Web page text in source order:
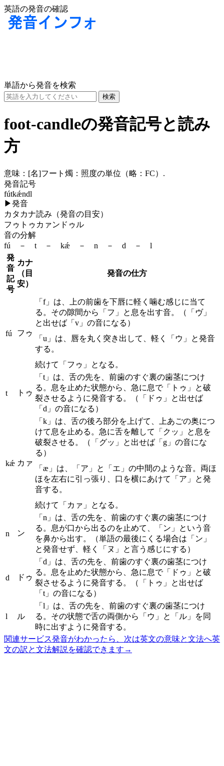
英語の発音の確認
単語から発音を検索
foot-candleの発音記号と読み
方
意味： [名]フート燭：照度の単位（略：FC）.
発音記号
fútkǽndl
▶発音
カタカナ読み（発音の目安）
フゥトゥカァンドゥル
音の分解
fú － t － kǽ － n － d － l
発
音
記
号
カナ
（目
安）
発音の仕方
fú フゥ
「f」は、上の前歯を下唇に軽く噛む感じに当て
る。その隙間から「フ」と息を出す音。（「ヴ」
と出せば「v」の音になる）
「u」は、唇を丸く突き出して、軽く「ウ」と発音
する。
続けて「フゥ」となる。
t トゥ
「t」は、舌の先を、前歯のすぐ裏の歯茎につけ
る。息を止めた状態から、急に息で「トゥ」と破
裂させるように発音する。（「ドゥ」と出せば
「d」の音になる）
kǽ カァ
「k」は、舌の後ろ部分を上げて、上あごの奥につ
けて息を止める。急に舌を離して「クッ」と息を
破裂させる。（「グッ」と出せば「g」の音にな
る）
「æ」は、「ア」と「エ」の中間のような音。両ほ
ほを左右に引っ張り、口を横にあけて「ア」と発
音する。
続けて「カァ」となる。
n ン
「n」は、舌の先を、前歯のすぐ裏の歯茎につけ
る。息が口から出るのを止めて、「ン」という音
を鼻から出す。（単語の最後にくる場合は「ン」
と発音せず、軽く「ヌ」と言う感じにする）
d ドゥ
「d」は、舌の先を、前歯のすぐ裏の歯茎につけ
る。息を止めた状態から、急に息で「ドゥ」と破
裂させるように発音する。（「トゥ」と出せば
「t」の音になる）
l ル
「l」は、舌の先を、前歯のすぐ裏の歯茎につけ
る。その状態で舌の両側から「ウ」と「ル」を同
時に出すように発音する。
関連サービス発音がわかったら、次は英文の意味と文法へ英
文の訳と文法解説を確認できます →